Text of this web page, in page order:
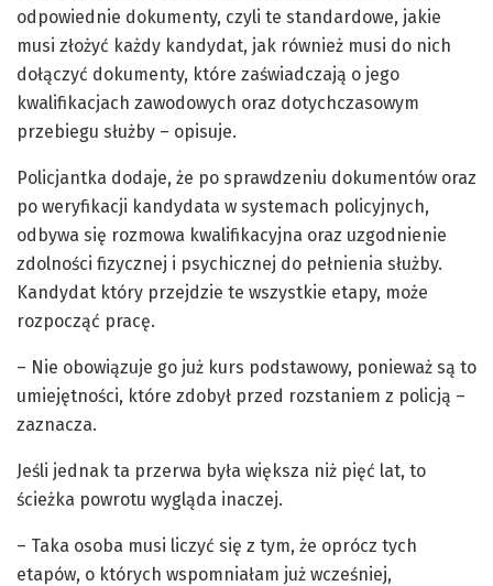
odpowiednie dokumenty, czyli te standardowe, jakie
musi złożyć każdy kandydat, jak również musi do nich
dołączyć dokumenty, które zaświadczają o jego
kwalifikacjach zawodowych oraz dotychczasowym
przebiegu służby – opisuje.
Policjantka dodaje, że po sprawdzeniu dokumentów oraz
po weryfikacji kandydata w systemach policyjnych,
odbywa się rozmowa kwalifikacyjna oraz uzgodnienie
zdolności fizycznej i psychicznej do pełnienia służby.
Kandydat który przejdzie te wszystkie etapy, może
rozpocząć pracę.
– Nie obowiązuje go już kurs podstawowy, ponieważ są to
umiejętności, które zdobył przed rozstaniem z policją –
zaznacza.
Jeśli jednak ta przerwa była większa niż pięć lat, to
ścieżka powrotu wygląda inaczej.
– Taka osoba musi liczyć się z tym, że oprócz tych
etapów, o których wspomniałam już wcześniej,